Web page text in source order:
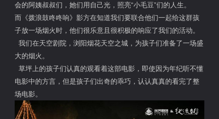
会的阿姨叔叔们，她们用自己光，照亮“小毛豆”们的人生。
而《拨浪鼓咚咚响》影方在知道我们要联合他们一起给这群孩
子放一场烟火时，他们很乐意且很积极的响应了我们的活动。
我们在天空剧院，浏阳烟花天空之城，为孩子们准备了一场盛
大的烟火。
草坪上的孩子们认真的观看着这部电影，即使因为年纪听不懂
电影中的方言，但是孩子们出奇的乖巧，认认真真的看完了整
场电影。